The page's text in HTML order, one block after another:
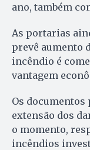
ano, também
As portarias
prevê aumento
incêndio é
vantagem
Os documentos
extensão dos
o momento,
incêndios